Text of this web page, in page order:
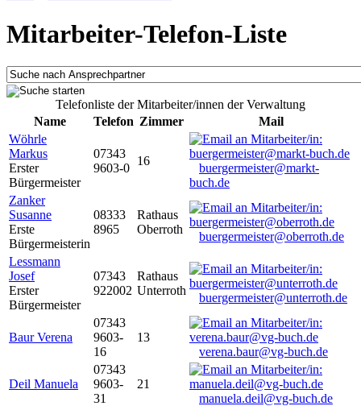
Mitarbeiter-Telefon-Liste
Telefonliste der Mitarbeiter/innen der Verwaltung
Name
Telefon Zimmer
Mail
Wöhrle
Markus
Erster
Bürgermeister
07343
9603-0
16
buergermeister@markt-
buch.de
Zanker
Susanne
Erste
Bürgermeisterin
08333
8965
Rathaus
Oberroth
buergermeister@oberroth.de
Lessmann
Josef
Erster
Bürgermeister
07343
922002
Rathaus
Unterroth
buergermeister@unterroth.de
Baur Verena
07343
9603-
16
13
verena.baur@vg-buch.de
Deil Manuela
07343
9603-
31
21
manuela.deil@vg-buch.de